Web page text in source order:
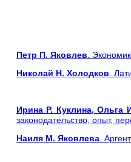
Петр П. Яковлев .
Николай Н. Холодков .
Ирина Р. Куклина,
законодательство, опыт,
Наиля М. Яковлева.